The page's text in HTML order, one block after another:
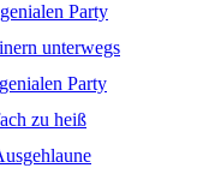
Party
unterwegs
Party
zu heiß